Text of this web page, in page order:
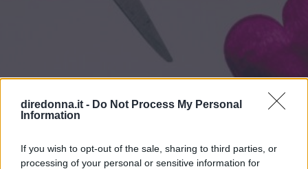
diredonna.it - Do Not Process My Personal
Information
If you wish to opt-out of the sale, sharing to third parties, or
processing of your personal or sensitive information for
AMORE